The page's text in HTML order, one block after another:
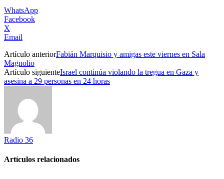
WhatsApp
Facebook
X
Email
Artículo anteriorFabián Marquisio y amigas este viernes en Sala
Magnolio
Artículo siguienteIsrael continúa violando la tregua en Gaza y
asesina a 29 personas en 24 horas
Radio 36
Artículos relacionados